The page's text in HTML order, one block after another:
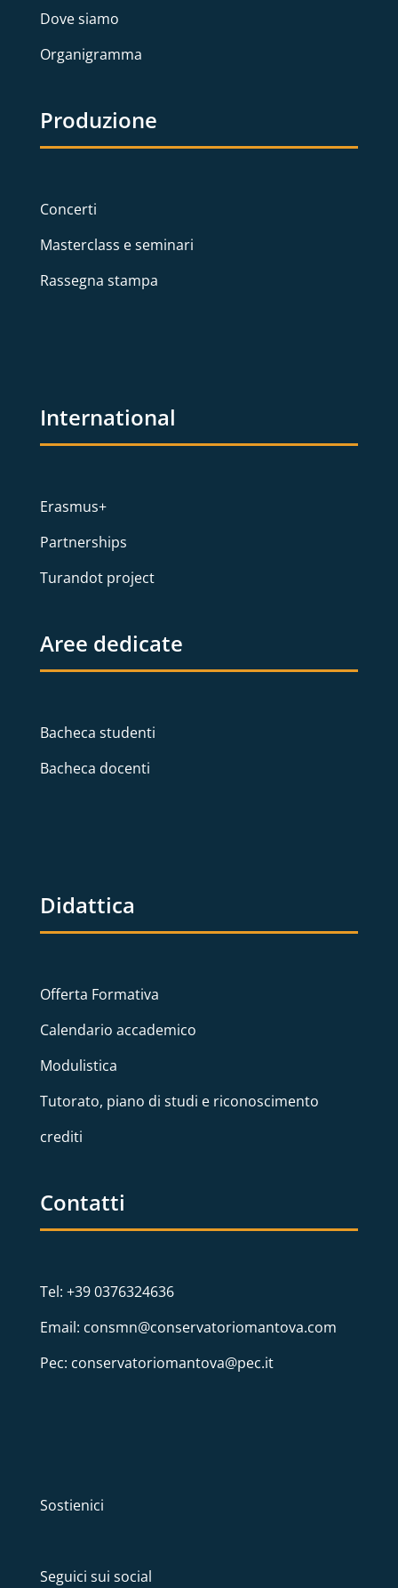
Dove siamo
Organigramma
Produzione
Concerti
Masterclass e seminari
Rassegna stampa
International
Erasmus+
Partnerships
Turandot project
Aree dedicate
Bacheca studenti
Bacheca docenti
Didattica
Offerta Formativa
Calendario accademico
Modulistica
Tutorato, piano di studi e riconoscimento
crediti
Contatti
Tel: +39 0376324636
Email: consmn@conservatoriomantova.com
Pec: conservatoriomantova@pec.it
Sostienici
Seguici sui social